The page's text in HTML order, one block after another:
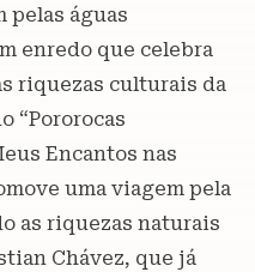
pelas águas
enredo que celebra
riquezas culturais da
“Pororocas
Encantos nas
uma viagem pela
as riquezas naturais
Chávez, que já